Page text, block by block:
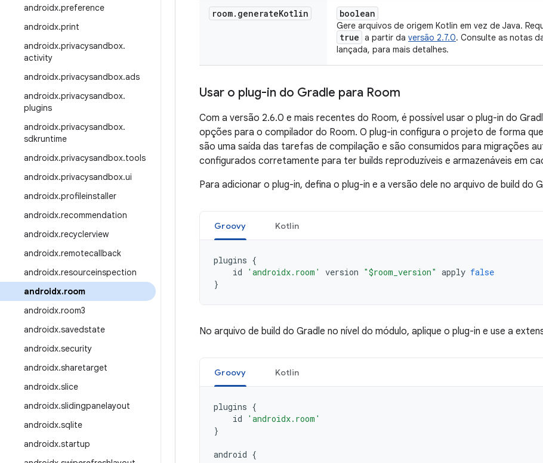
androidx.preference
androidx.print
androidx.privacysandbox.
activity
androidx.privacysandbox.ads
androidx.privacysandbox.
plugins
androidx.privacysandbox.
sdkruntime
androidx.privacysandbox.tools
androidx.privacysandbox.ui
androidx.profileinstaller
androidx.recommendation
androidx.recyclerview
androidx.remotecallback
androidx.resourceinspection
androidx.room
androidx.room3
androidx.savedstate
androidx.security
androidx.sharetarget
androidx.slice
androidx.slidingpanelayout
androidx.sqlite
androidx.startup
room. generateKotlin boolean
Gere arquivos de origem Kotlin em vez de Java.
true a partir da versão 2.7.0. Consulte as notas
lançada, para mais detalhes.
Usar o plug-in do Gradle para Room
Com a versão 2.6.0 e mais recentes do Room, é possível usar o plug-in do
opções para o compilador do Room. O plug-in configura o projeto de forma
são uma saída das tarefas de compilação e são consumidos para migrações
configurados corretamente para ter builds reproduzíveis e armazenáveis em
Para adicionar o plug-in, defina o plug-in e a versão dele no arquivo de build do
Groovy Kotlin
plugins {
id
'androidx.room' version "$room_version" apply false
}
No arquivo de build do Gradle no nível do módulo, aplique o plug-in e use a
Groovy Kotlin
plugins {
id
'androidx.room'
}
android {